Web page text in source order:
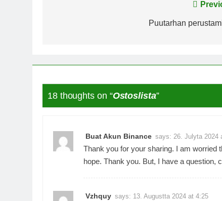
Puutarhan
18 thoughts on “Ostoslista”
Buat Akun Binance says: 26. Julyta 2024
Thank you for your sharing. I am worried
hope. Thank you. But, I have a question,
Vzhquy says: 13. Augustta 2024 at 4:25